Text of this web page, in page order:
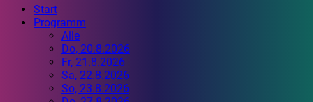
Start
Programm
Alle
Do, 20.8.2026
Fr, 21.8.2026
Sa, 22.8.2026
So, 23.8.2026